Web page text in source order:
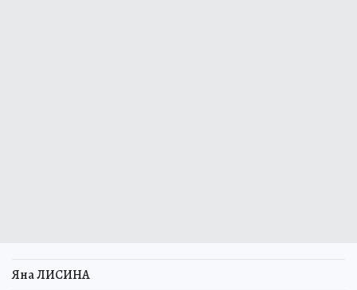
Яна ЛИСИНА